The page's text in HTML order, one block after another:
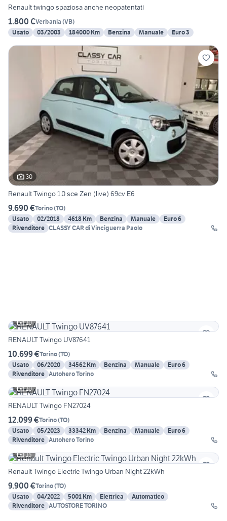
Renault twingo spaziosa anche neopatentati
1.800 €Verbania (VB)
Usato
03/2003 184000 Km Benzina Manuale Euro 3
30
Renault Twingo 1.0 sce Zen (live) 69cv E6
9.690 €Torino(TO)
Usato
02/2018 4618 Km Benzina Manuale
Euro 6
Rivenditore CLASSY CAR di Vinciguerra Paolo
10
RENAULT Twingo UV87641
10.699 €Torino(TO)
Usato
06/2020 34562 Km Benzina Manuale
Euro 6
Rivenditore Autohero Torino
10
RENAULT Twingo FN27024
12.099 €Torino(TO)
Usato
05/2023 33342 Km Benzina Manuale
Euro 6
Rivenditore Autohero Torino
15
Renault Twingo Electric Twingo Urban Night 22kWh
9.900 €Torino(TO)
Usato
04/2022 5001 Km Elettrica
Automatico
Rivenditore AUTOSTORE TORINO